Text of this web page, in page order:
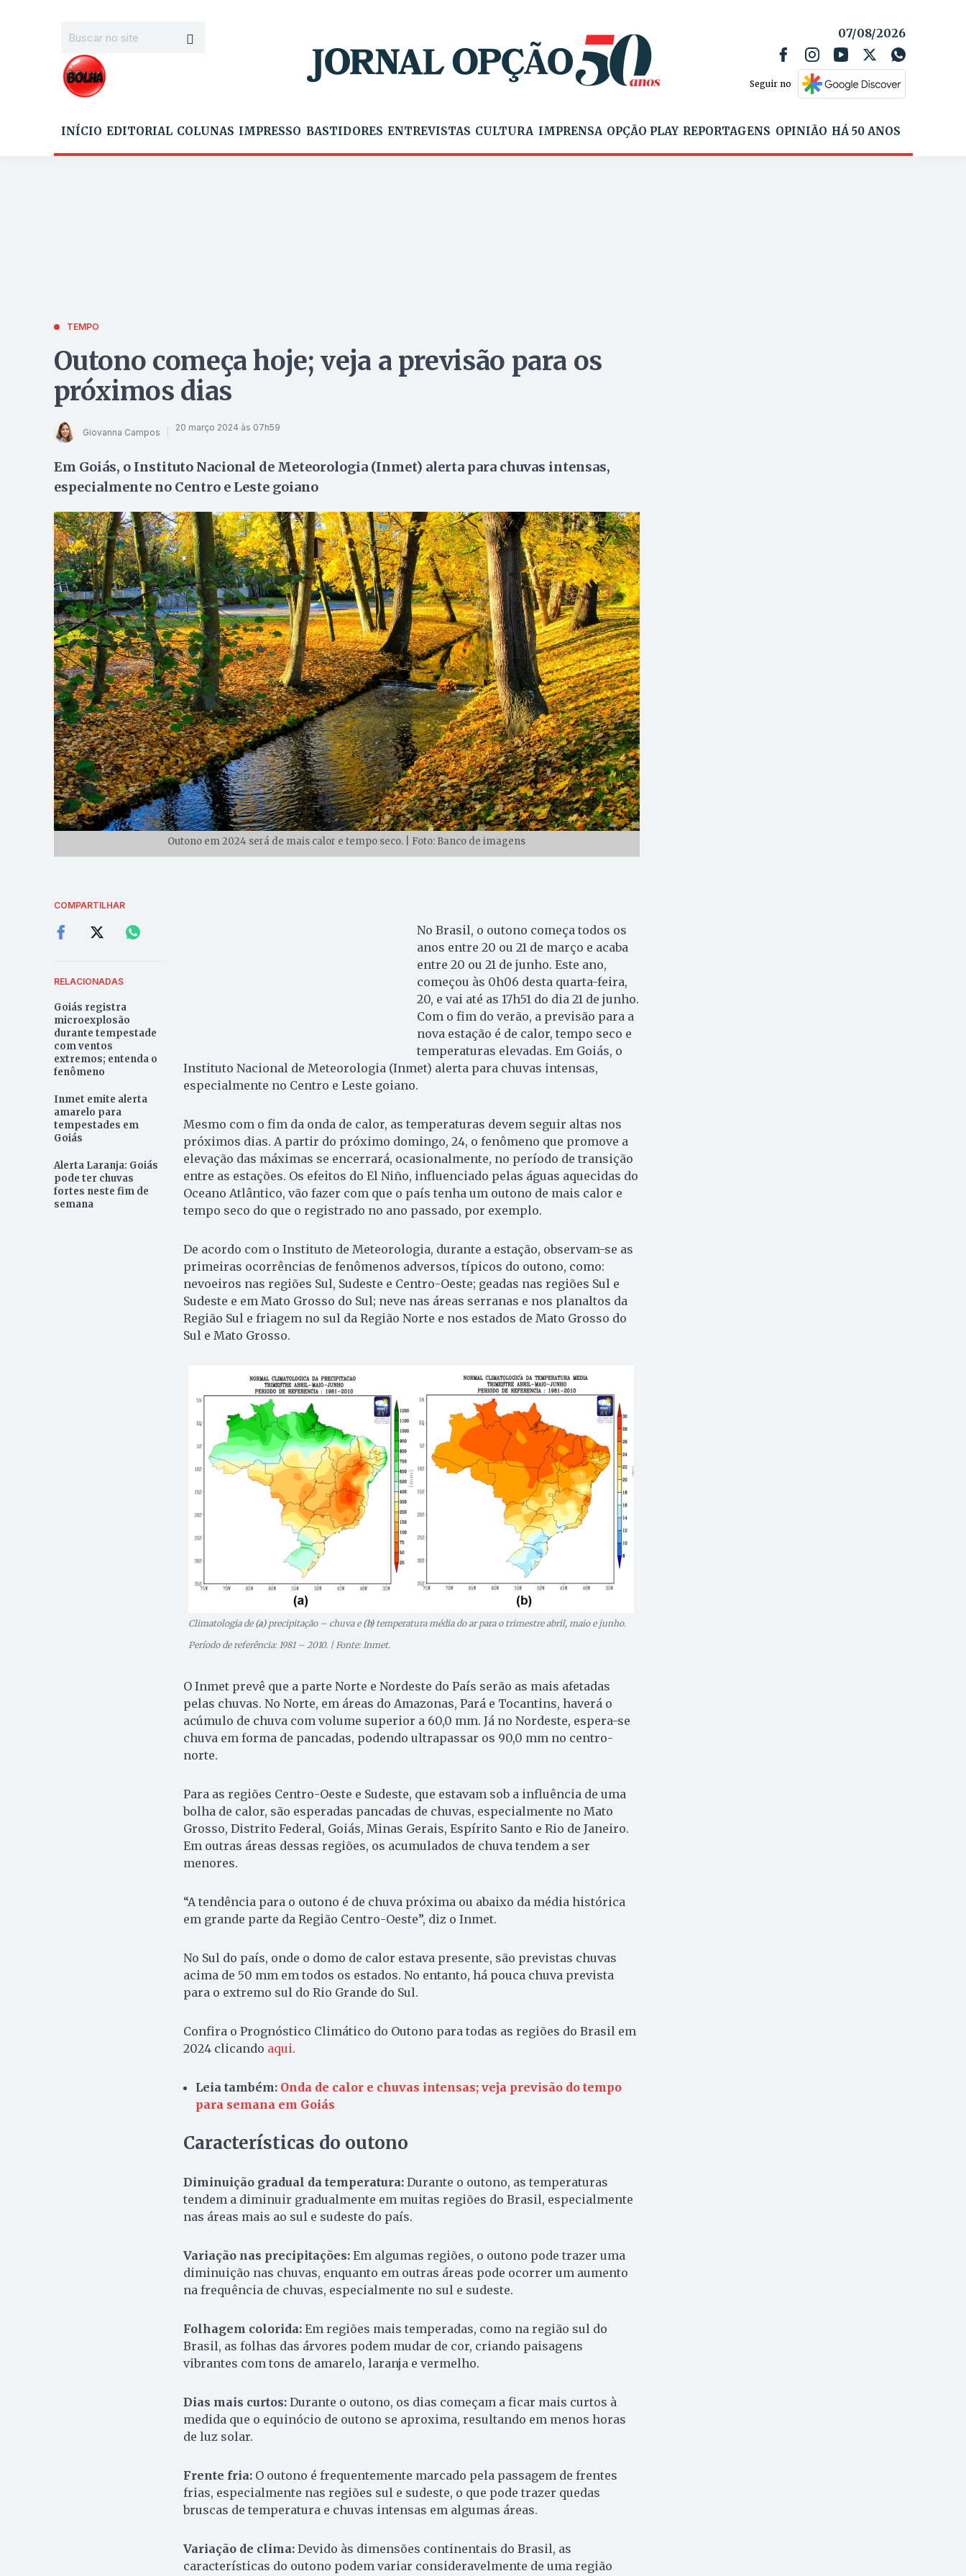
07/08/2026
Seguir no
INÍCIO EDITORIAL COLUNAS IMPRESSO BASTIDORES ENTREVISTAS CULTURA IMPRENSA OPÇÃO PLAY REPORTAGENS OPINIÃO HÁ 50 ANOS
TEMPO
Outono começa hoje; veja a previsão para os
próximos dias
Giovanna Campos 20 março 2024 às 07h59
Em Goiás, o Instituto Nacional de Meteorologia (Inmet) alerta para chuvas intensas,
especialmente no Centro e Leste goiano
Outono em 2024 será de mais calor e tempo seco. | Foto: Banco de imagens
COMPARTILHAR
RELACIONADAS
Goiás registra
microexplosão
durante tempestade
com ventos
extremos; entenda o
fenômeno
Inmet emite alerta
amarelo para
tempestades em
Goiás
Alerta Laranja: Goiás
pode ter chuvas
fortes neste fim de
semana
No Brasil, o outono começa todos os
anos entre 20 ou 21 de março e acaba
entre 20 ou 21 de junho. Este ano,
começou às 0h06 desta quarta-feira,
20, e vai até as 17h51 do dia 21 de junho.
Com o fim do verão, a previsão para a
nova estação é de calor, tempo seco e
temperaturas elevadas. Em Goiás, o
Instituto Nacional de Meteorologia (Inmet) alerta para chuvas intensas,
especialmente no Centro e Leste goiano.
Mesmo com o fim da onda de calor, as temperaturas devem seguir altas nos
próximos dias. A partir do próximo domingo, 24, o fenômeno que promove a
elevação das máximas se encerrará, ocasionalmente, no período de transição
entre as estações. Os efeitos do El Niño, influenciado pelas águas aquecidas do
Oceano Atlântico, vão fazer com que o país tenha um outono de mais calor e
tempo seco do que o registrado no ano passado, por exemplo.
De acordo com o Instituto de Meteorologia, durante a estação, observam-se as
primeiras ocorrências de fenômenos adversos, típicos do outono, como:
nevoeiros nas regiões Sul, Sudeste e Centro-Oeste; geadas nas regiões Sul e
Sudeste e em Mato Grosso do Sul; neve nas áreas serranas e nos planaltos da
Região Sul e friagem no sul da Região Norte e nos estados de Mato Grosso do
Sul e Mato Grosso.
Climatologia de (a)precipitação – chuva e (b)temperatura média do ar para o trimestre abril, maio e junho.
Período de referência: 1981 – 2010. | Fonte: Inmet.
O Inmet prevê que a parte Norte e Nordeste do País serão as mais afetadas
pelas chuvas. No Norte, em áreas do Amazonas, Pará e Tocantins, haverá o
acúmulo de chuva com volume superior a 60,0 mm. Já no Nordeste, espera-se
chuva em forma de pancadas, podendo ultrapassar os 90,0 mm no centro-
norte.
Para as regiões Centro-Oeste e Sudeste, que estavam sob a influência de uma
bolha de calor, são esperadas pancadas de chuvas, especialmente no Mato
Grosso, Distrito Federal, Goiás, Minas Gerais, Espírito Santo e Rio de Janeiro.
Em outras áreas dessas regiões, os acumulados de chuva tendem a ser
menores.
“A tendência para o outono é de chuva próxima ou abaixo da média histórica
em grande parte da Região Centro-Oeste”, diz o Inmet.
No Sul do país, onde o domo de calor estava presente, são previstas chuvas
acima de 50 mm em todos os estados. No entanto, há pouca chuva prevista
para o extremo sul do Rio Grande do Sul.
Confira o Prognóstico Climático do Outono para todas as regiões do Brasil em
2024 clicando aqui.
Leia também: Onda de calor e chuvas intensas; veja previsão do tempo
para semana em Goiás
Características do outono
Diminuição gradual da temperatura:Durante o outono, as temperaturas
tendem a diminuir gradualmente em muitas regiões do Brasil, especialmente
nas áreas mais ao sul e sudeste do país.
Variação nas precipitações: Em algumas regiões, o outono pode trazer uma
diminuição nas chuvas, enquanto em outras áreas pode ocorrer um aumento
na frequência de chuvas, especialmente no sul e sudeste.
Folhagem colorida: Em regiões mais temperadas, como na região sul do
Brasil, as folhas das árvores podem mudar de cor, criando paisagens
vibrantes com tons de amarelo, laranja e vermelho.
Dias mais curtos: Durante o outono, os dias começam a ficar mais curtos à
medida que o equinócio de outono se aproxima, resultando em menos horas
de luz solar.
Frente fria: O outono é frequentemente marcado pela passagem de frentes
frias, especialmente nas regiões sul e sudeste, o que pode trazer quedas
bruscas de temperatura e chuvas intensas em algumas áreas.
Variação de clima: Devido às dimensões continentais do Brasil, as
características do outono podem variar consideravelmente de uma região